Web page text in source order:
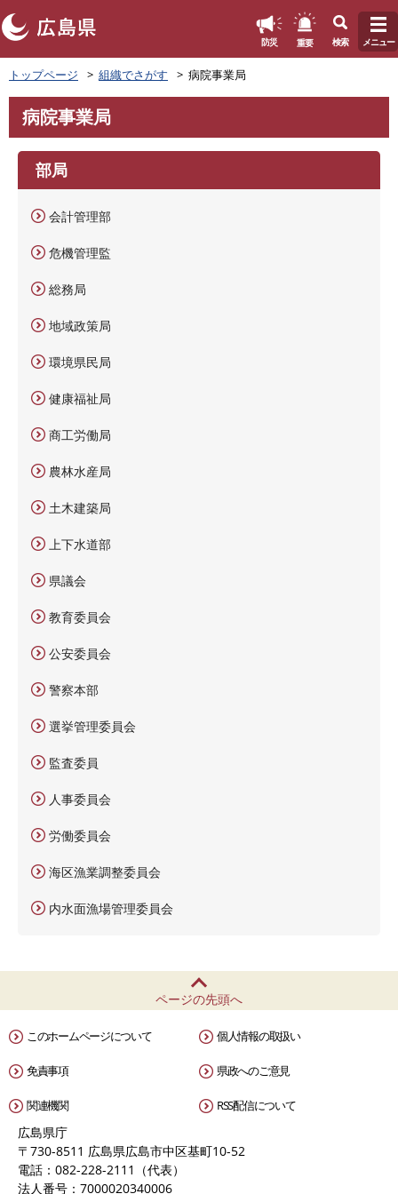
ペ
ー
ジ
先
防災 重要 検索 メニュー
トップページ 組織でさがす 病院事業局
文
病院事業局
部局
会計管理部
危機管理監
総務局
地域政策局
環境県民局
健康福祉局
商工労働局
農林水産局
土木建築局
上下水道部
県議会
教育委員会
公安委員会
警察本部
選挙管理委員会
監査委員
人事委員会
労働委員会
海区漁業調整委員会
内水面漁場管理委員会
ページの先頭へ
このホームページについて 個人情報の取扱い
免責事項 県政へのご意見
関連機関 RSS配信について
広島県庁
〒730-8511 広島県広島市中区基町10-52
電話：082-228-2111（代表）
法人番号：7000020340006